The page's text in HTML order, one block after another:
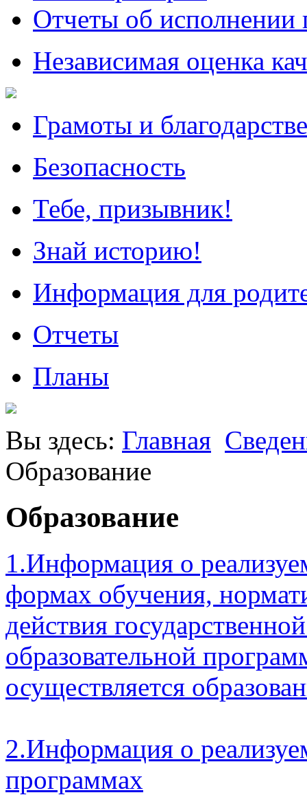
Отчеты об исполнении
Независимая оценка
Грамоты и
Безопасность
Тебе, призывник!
Знай историю!
Информация для
Отчеты
Планы
Вы здесь: Главная
Образование
Образование
1.Информация о
формах обучения,
действия
образовательной
осуществляется
2.Информация о
программах